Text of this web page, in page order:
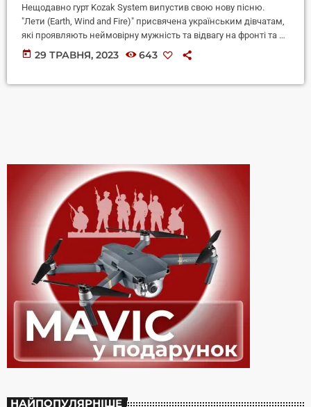
Нещодавно гурт Kozak System випустив свою нову пісню.
"Лети (Earth, Wind and Fire)" присвячена українським дівчатам,
які проявляють неймовірну мужність та відвагу на фронті та в
тилу. Цю пісню написав трубач гурту Сергій Соловій ще під час
першого періоду ковіду. Спочатку вона позиціонувалася лише
today 29 ТРАВНЯ, 2023 643
НАЙПОПУЛЯРНІШЕ